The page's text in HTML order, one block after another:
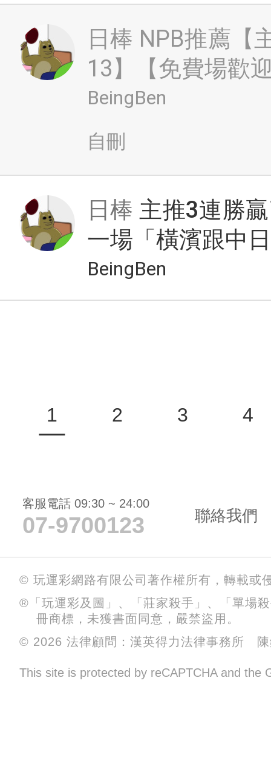
日棒 NPB推薦【
13】【免費場歡
BeingBen
自刪
日棒 主推3連勝
一場「橫濱跟中
BeingBen
1 2 3 4
客服電話 09:30 ~ 24:00
07-9700123 聯絡我們
© 玩運彩網路有限公司著作權所有，轉載或
®「玩運彩及圖」、「莊家殺手」、「單場
冊商標，未獲書面同意，嚴禁盜用。
© 2026 法律顧問：漢英得力法律事務所 陳
This site is protected by reCAPTCHA and the